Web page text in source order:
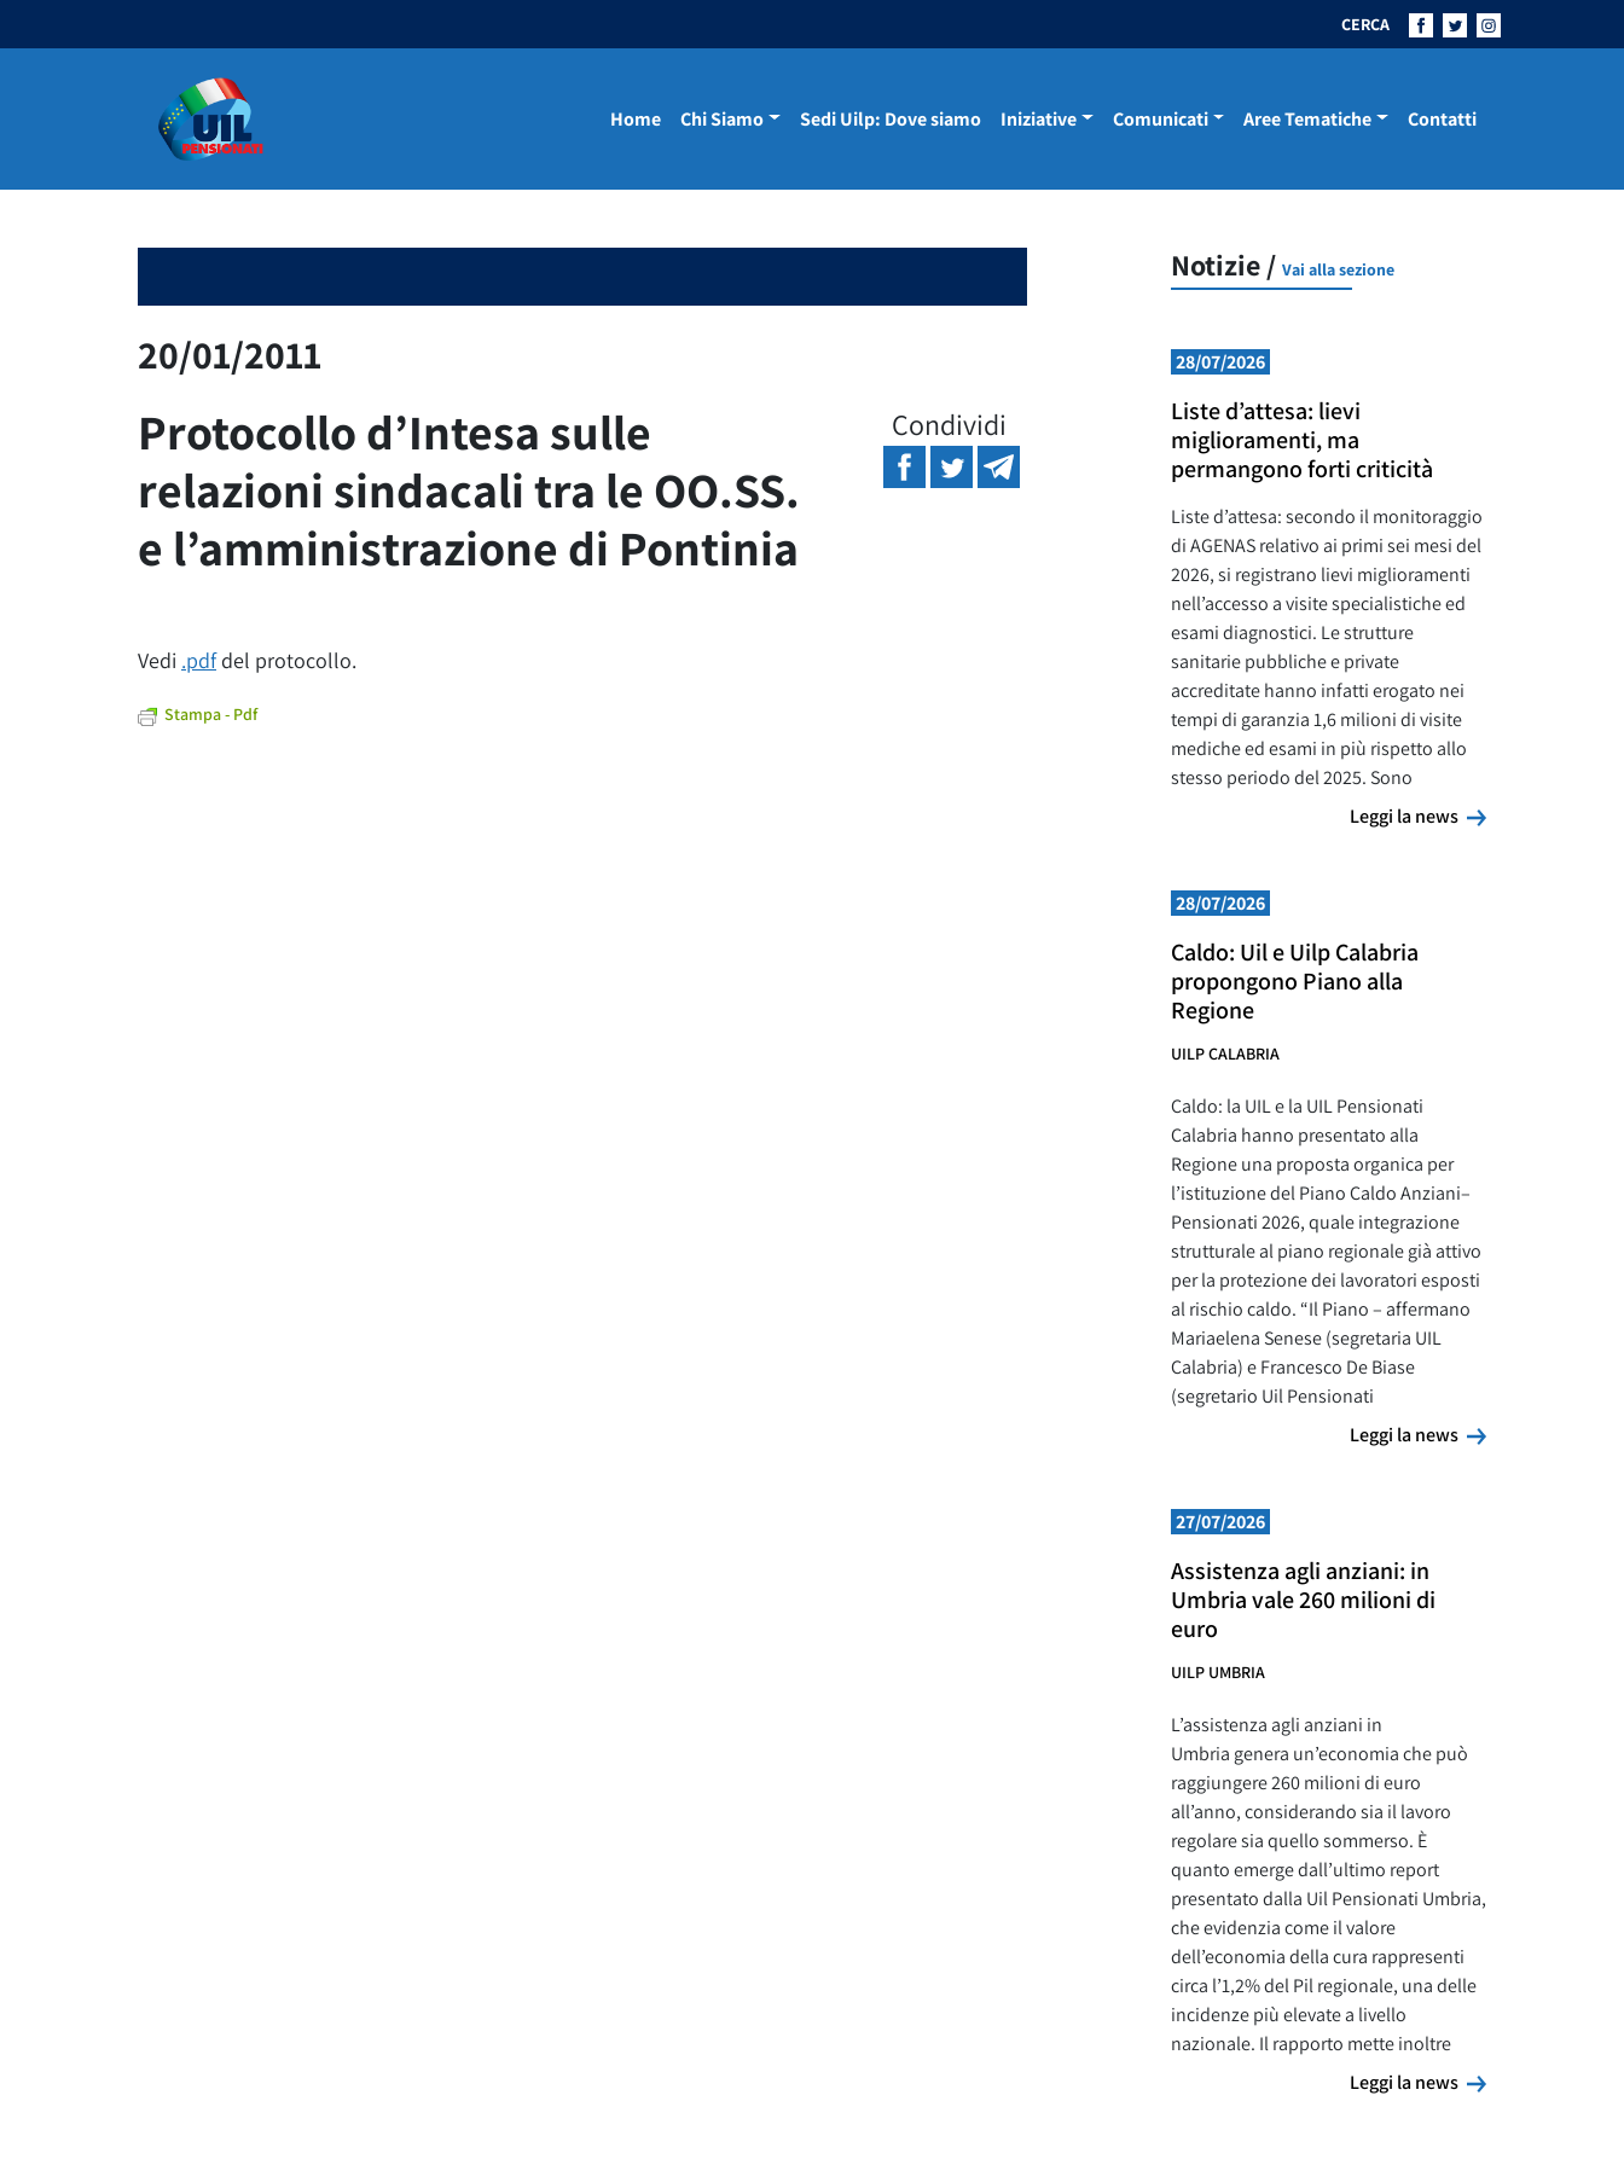
CERCA
Navigazione principale Home Chi Siamo Sedi Uilp: Dove siamo Iniziative Comunicati Aree Tematiche Contatti
20/01/2011
Protocollo d’Intesa sulle
relazioni sindacali tra le OO.SS.
e l’amministrazione di Pontinia
Condividi
Vedi .pdfdel protocollo.
Stampa - Pdf
Notizie / Vai alla sezione
28/07/2026
Liste d’attesa: lievi
miglioramenti, ma
permangono forti criticità
Liste d’attesa: secondo il monitoraggio
di AGENAS relativo ai primi sei mesi del
2026, si registrano lievi miglioramenti
nell’accesso a visite specialistiche ed
esami diagnostici. Le strutture
sanitarie pubbliche e private
accreditate hanno infatti erogato nei
tempi di garanzia 1,6 milioni di visite
mediche ed esami in più rispetto allo
stesso periodo del 2025. Sono
Leggi la news
Leggi la news
28/07/2026
Caldo: Uil e Uilp Calabria
propongono Piano alla
Regione
UILP CALABRIA
Caldo: la UIL e la UIL Pensionati
Calabria hanno presentato alla
Regione una proposta organica per
l’istituzione del Piano Caldo Anziani–
Pensionati 2026, quale integrazione
strutturale al piano regionale già attivo
per la protezione dei lavoratori esposti
al rischio caldo. “Il Piano – affermano
Mariaelena Senese (segretaria UIL
Calabria) e Francesco De Biase
(segretario Uil Pensionati
Leggi la news
Leggi la news
27/07/2026
Assistenza agli anziani: in
Umbria vale 260 milioni di
euro
UILP UMBRIA
L’assistenza agli anziani in
Umbria genera un’economia che può
raggiungere 260 milioni di euro
all’anno, considerando sia il lavoro
regolare sia quello sommerso. È
quanto emerge dall’ultimo report
presentato dalla Uil Pensionati Umbria,
che evidenzia come il valore
dell’economia della cura rappresenti
circa l’1,2% del Pil regionale, una delle
incidenze più elevate a livello
nazionale. Il rapporto mette inoltre
Leggi la news
Leggi la news